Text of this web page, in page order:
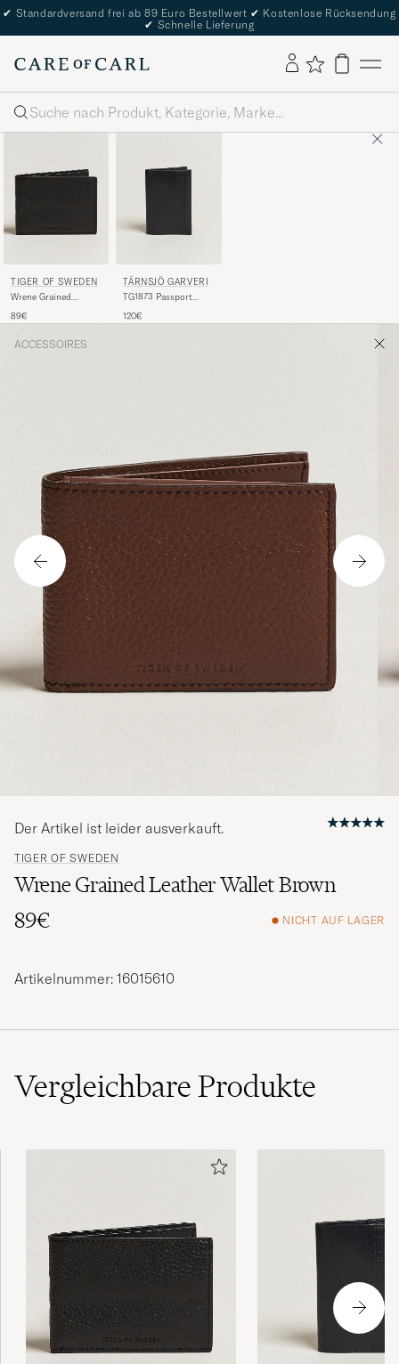
✔ Standardversand frei ab 89 Euro Bestellwert ✔ Kostenlose Rücksendung
✔ Schnelle Lieferung
Suche
TIGER OF SWEDEN
Wrene Grained
89€
TÄRNSJÖ GARVERI
TG1873 Passport
120€
ACCESSOIRES
TIGER OF SWEDEN
Wrene Grained Leather Wallet Brown
89€
NICHT AUF LAGER
Der Artikel ist leider ausverkauft.
Artikelnummer: 16015610
VergleichbareProdukte